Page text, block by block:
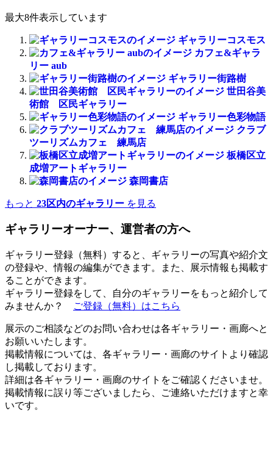
最大8件表示しています
ギャラリーコスモス
カフェ&ギャラ
リー aub
ギャラリー街路樹
世田谷美
術館 区民ギャラリー
ギャラリー色彩物語
クラブ
ツーリズムカフェ 練馬店
板橋区立
成増アートギャラリー
森岡書店
もっと 23区内のギャラリー を見る
ギャラリーオーナー、運営者の方へ
ギャラリー登録（無料）すると、ギャラリーの写真や紹介文
の登録や、情報の編集ができます。また、展示情報も掲載す
ることができます。
ギャラリー登録をして、自分のギャラリーをもっと紹介して
みませんか？
ご登録（無料）はこちら
展示のご相談などのお問い合わせは各ギャラリー・画廊へと
お願いいたします。
掲載情報については、各ギャラリー・画廊のサイトより確認
し掲載しております。
詳細は各ギャラリー・画廊のサイトをご確認くださいませ。
掲載情報に誤り等ございましたら、ご連絡いただけますと幸
いです。